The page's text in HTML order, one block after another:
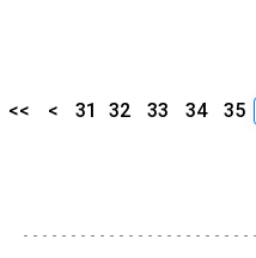
<< < 31 32 33 34 35